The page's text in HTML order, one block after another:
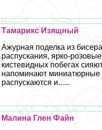
Тамарикс Изящный
Ажурная поделка из
распускания, ярко-
кистевидных побегах
напоминают миниатюрные
распускаются и......
Малина Глен Файн